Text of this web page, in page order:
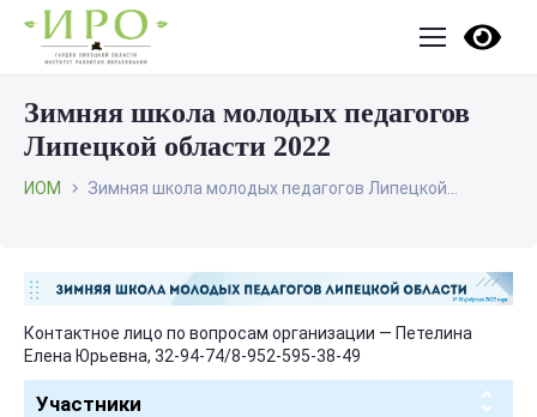
Зимняя школа молодых педагогов
Липецкой области 2022
ИОМ Зимняя школа молодых педагогов Липецкой...
Контактное лицо по вопросам организации — Петелина
Елена Юрьевна, 32-94-74/8-952-595-38-49
Участники